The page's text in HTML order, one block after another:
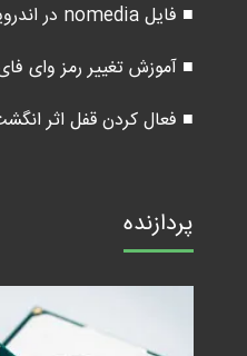
■ فایل nomedia در اندروید چیه ؟
■ آموزش تغییر رمز وای
■ فعال کردن قفل اثر
پردازنده